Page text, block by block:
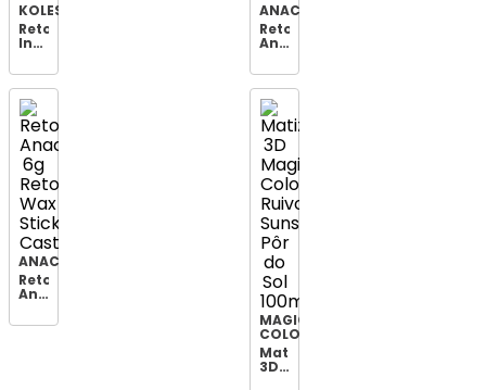
KOLESTON
Retoque
Instantâneo
Koleston
Castanho
Escuro
100ml
ANACONDA
Retoque
Anaconda
Col.4g
4.0
Castanho
Medio
ANACONDA
Retoque
Anaconda
Retok MAGIC
COLOR
Matizador
3D